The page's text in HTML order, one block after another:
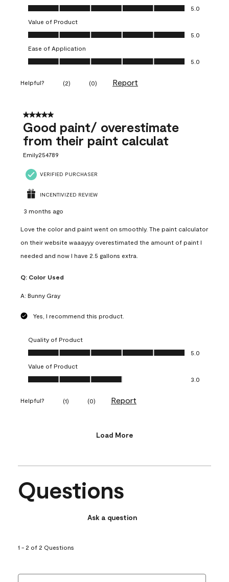
Quality of Product, 5.0 out of 5
5.0
Value of Product
Value of Product, 5.0 out of 5
5.0
Ease of Application
Ease of Application, 5.0 out of 5
5.0
Helpful? (2) (0) Report
5 out of 5 stars.
Good paint/ overestimate
from their paint calculat
Emily254789
VERIFIED PURCHASER
INCENTIVIZED REVIEW
3 months ago
Love the color and paint went on smoothly. The paint calculator
on their website waaayyy overestimated the amount of paint I
needed and now I have 2.5 gallons extra.
Q: Color Used
A: Bunny Gray
Yes, I recommend this product.
Quality of Product
Quality of Product, 5.0 out of 5
5.0
Value of Product
Value of Product, 3.0 out of 5
3.0
Helpful? (1) (0) Report
Load More
Questions
Ask a question
1 - 2 of 2 Questions